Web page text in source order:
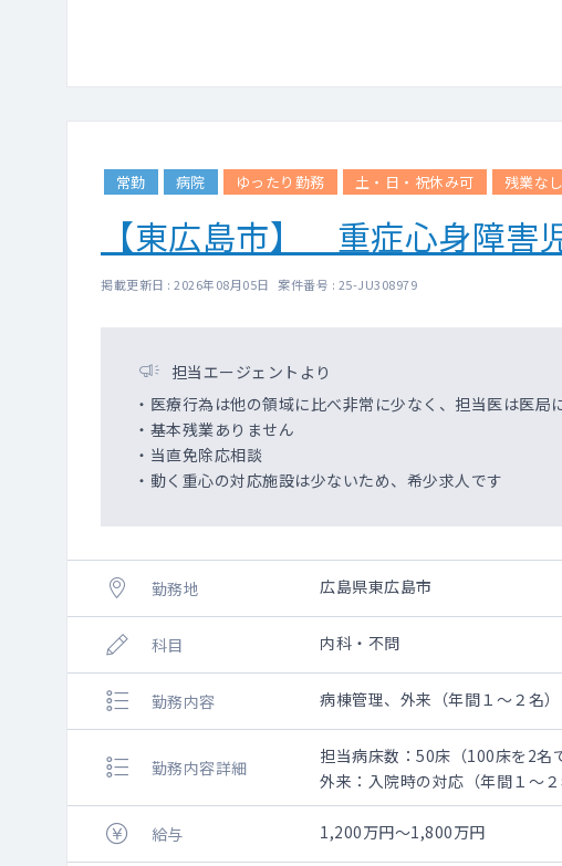
常勤 病院 ゆったり勤務 土・日・祝休み可 残業なし
【東広島市】 重症心身障害
掲載更新日 : 2026年08月05日 案件番号 : 25-JU308979
担当エージェントより
・医療行為は他の領域に比べ非常に少なく、担当医は医局
・基本残業ありません
・当直免除応相談
・動く重心の対応施設は少ないため、希少求人です
勤務地 広島県東広島市
科目 内科・不問
勤務内容 病棟管理、外来（年間１～２名）
勤務内容詳細
担当病床数：50床（100床を2名
外来：入院時の対応（年間１～２
給与 1,200万円～1,800万円